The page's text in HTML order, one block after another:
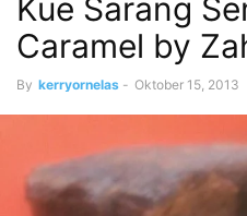
Kue Sarang
Caramel by
By kerryornelas - Oktober 15, 2013